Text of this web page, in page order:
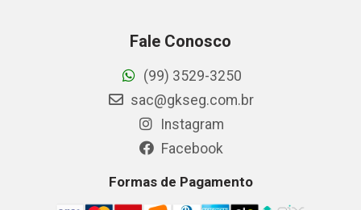
Fale Conosco
(99) 3529-3250
sac@gkseg.com.br
Instagram
Facebook
Formas de Pagamento